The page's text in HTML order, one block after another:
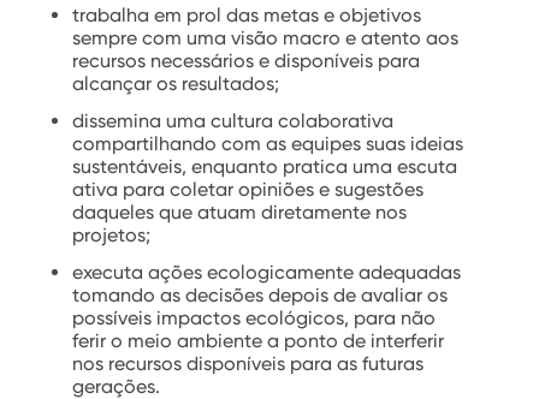
trabalha em prol das metas e objetivos
sempre com uma visão macro e atento aos
recursos necessários e disponíveis para
alcançar os resultados;
dissemina uma cultura colaborativa
compartilhando com as equipes suas ideias
sustentáveis, enquanto pratica uma escuta
ativa para coletar opiniões e sugestões
daqueles que atuam diretamente nos
projetos;
executa ações ecologicamente adequadas
tomando as decisões depois de avaliar os
possíveis impactos ecológicos, para não
ferir o meio ambiente a ponto de interferir
nos recursos disponíveis para as futuras
gerações.